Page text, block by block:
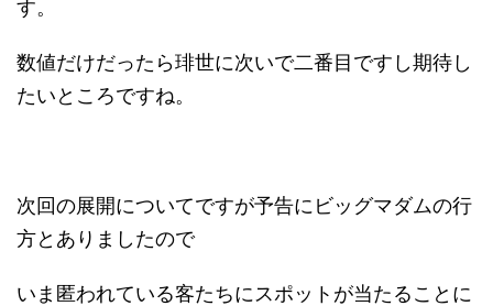
す。
数値だけだったら琲世に次いで二番目ですし期待し
たいところですね。
次回の展開についてですが予告にビッグマダムの行
方とありましたので
いま匿われている客たちにスポットが当たることに